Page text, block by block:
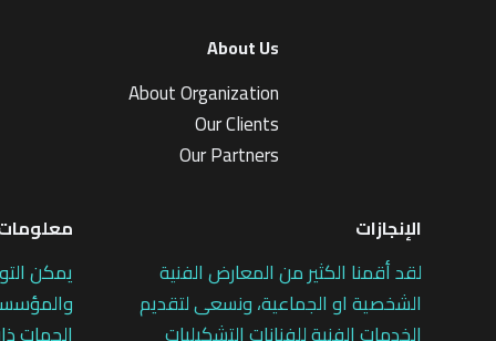
About Us
About Organization
Our Clients
Our Partners
الإنجازات
لقد أقمنا الكثير من المعارض الفنية
الشخصية او الجماعية، ونسعى لتقديم
يمكن